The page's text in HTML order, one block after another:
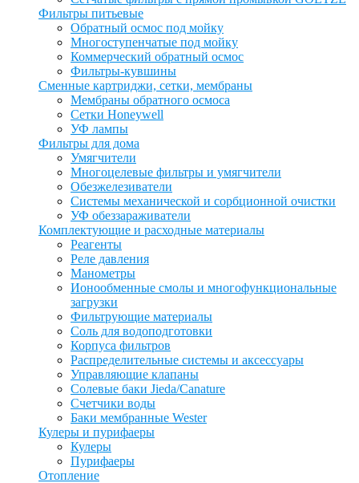
Фильтры питьевые
Обратный осмос под мойку
Многоступенчатые под мойку
Коммерческий обратный осмос
Фильтры-кувшины
Сменные картриджи, сетки, мембраны
Мембраны обратного осмоса
Сетки Honeywell
УФ лампы
Фильтры для дома
Умягчители
Многоцелевые фильтры и умягчители
Обезжелезиватели
Системы механической и сорбционной очистки
УФ обеззараживатели
Комплектующие и расходные материалы
Реагенты
Реле давления
Манометры
Ионообменные смолы и многофункциональные
загрузки
Фильтрующие материалы
Соль для водоподготовки
Корпуса фильтров
Распределительные системы и аксессуары
Управляющие клапаны
Солевые баки Jieda/Canature
Счетчики воды
Баки мембранные Wester
Кулеры и пурифаеры
Кулеры
Пурифаеры
Отопление